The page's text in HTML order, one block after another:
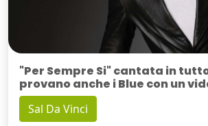
"Per Sempre Si" cantata in
provano anche i Blue con un
Sal Da Vinci